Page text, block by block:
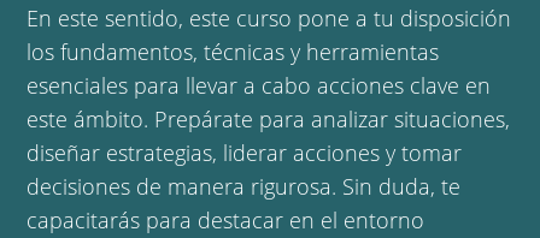
En este sentido, este curso pone a tu disposición
los fundamentos, técnicas y herramientas
esenciales para llevar a cabo acciones clave en
este ámbito. Prepárate para analizar situaciones,
diseñar estrategias, liderar acciones y tomar
decisiones de manera rigurosa. Sin duda, te
capacitarás para destacar en el entorno